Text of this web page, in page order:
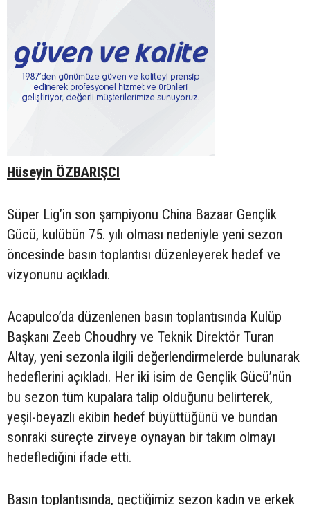
Hüseyin ÖZBARIŞCI
Süper Lig’in son şampiyonu China Bazaar Gençlik
Gücü, kulübün 75. yılı olması nedeniyle yeni sezon
öncesinde basın toplantısı düzenleyerek hedef ve
vizyonunu açıkladı.
Acapulco’da düzenlenen basın toplantısında Kulüp
Başkanı Zeeb Choudhry ve Teknik Direktör Turan
Altay, yeni sezonla ilgili değerlendirmelerde bulunarak
hedeflerini açıkladı. Her iki isim de Gençlik Gücü’nün
bu sezon tüm kupalara talip olduğunu belirterek,
yeşil-beyazlı ekibin hedef büyüttüğünü ve bundan
sonraki süreçte zirveye oynayan bir takım olmayı
hedeflediğini ifade etti.
Basın toplantısında, geçtiğimiz sezon kadın ve erkek